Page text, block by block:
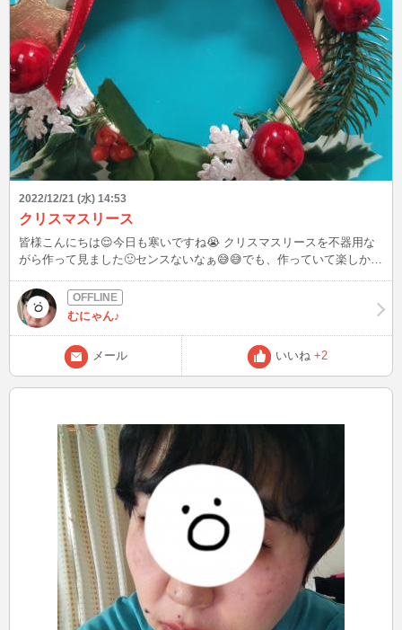
2022/12/21 (水) 14:53
クリスマスリース
皆様こんにちは😌今日も寒いですね😭 クリスマスリースを不器用な
がら作って見ました🙂センスないなぁ😅😅でも、作っていて楽しかっ
ので何か雰囲気が出せればと思って。今週のログイン予定なのです
が、相変わらず不規則になるかと思います。というのも子供達が冬休
み前なので帰宅が早いのです💦ログイン出来るとしたら午前中の学校
行っている間、夜寝た後など。空き時間にフラッと現れる事もありま
す。もし見かけましたらお話して下さると嬉しいです😌✨
むにゃん♪
メール いいね +2